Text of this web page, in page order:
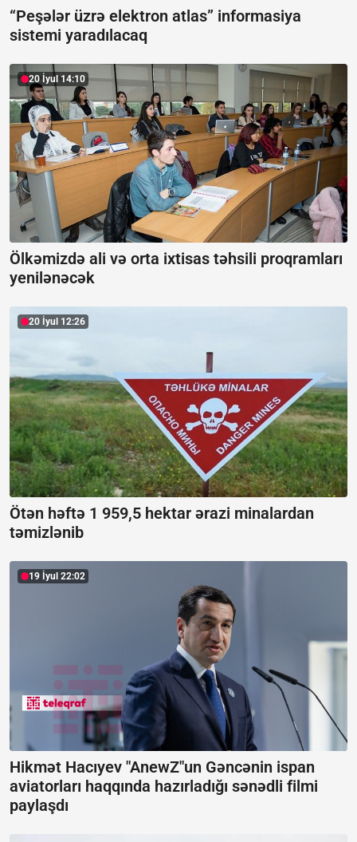
“Peşələr üzrə elektron atlas” informasiya
sistemi yaradılacaq
20 İyul 14:10
Ölkəmizdə ali və orta ixtisas təhsili proqramları
yenilənəcək
20 İyul 12:26
Ötən həftə 1 959,5 hektar ərazi minalardan
təmizlənib
19 İyul 22:02
Hikmət Hacıyev "AnewZ"un Gəncənin ispan
aviatorları haqqında hazırladığı sənədli filmi
paylaşdı